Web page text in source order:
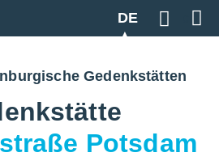
DE
Geben
Zur Gesamtübersicht
Gedenkstätten
Potsdam